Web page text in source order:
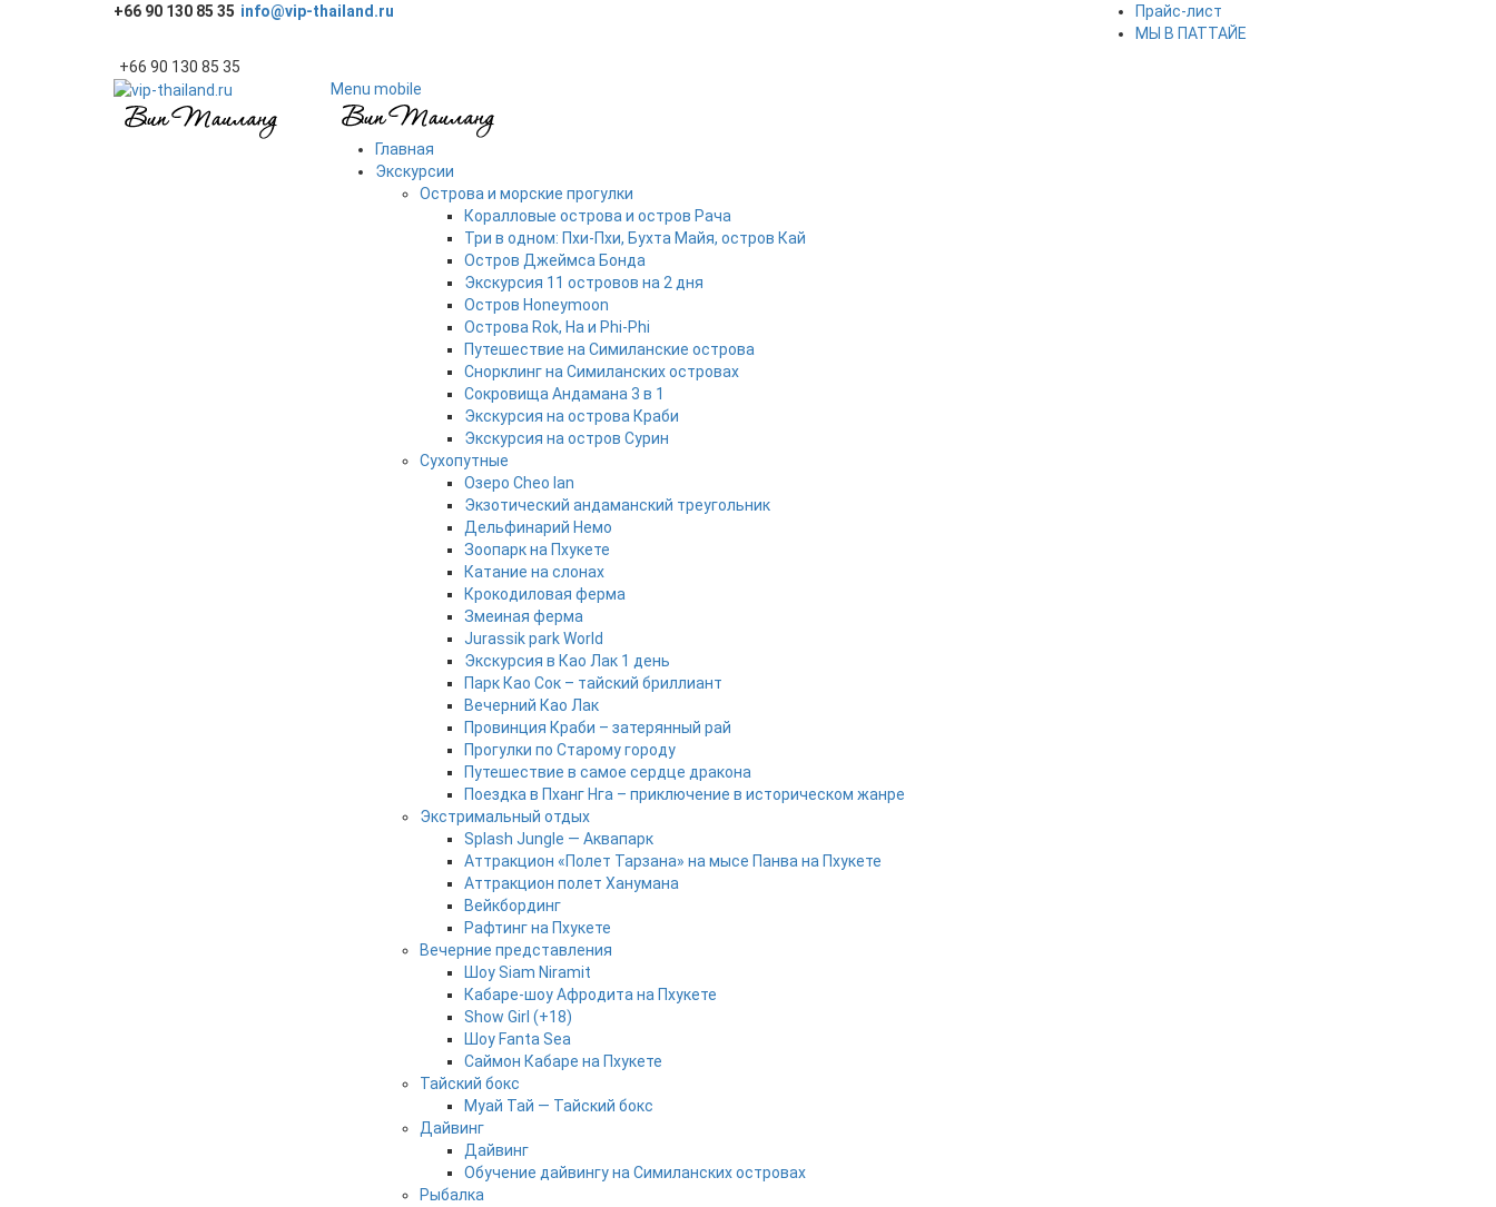
+66 90 130 85 35 info@vip-thailand.ru
Прайс-лист
МЫ В ПАТТАЙЕ
+66 90 130 85 35
Menu mobile
Главная
Экскурсии
Острова и морские прогулки
Коралловые острова и остров Рача
Три в одном: Пхи-Пхи, Бухта Майя, остров Кай
Остров Джеймса Бонда
Экскурсия 11 островов на 2 дня
Остров Honeymoon
Острова Rok, Ha и Phi-Phi
Путешествие на Симиланские острова
Снорклинг на Симиланских островах
Сокровища Андамана 3 в 1
Экскурсия на острова Краби
Экскурсия на остров Сурин
Сухопутные
Озеро Cheo lan
Экзотический андаманский треугольник
Дельфинарий Немо
Зоопарк на Пхукете
Катание на слонах
Крокодиловая ферма
Змеиная ферма
Jurassik park World
Экскурсия в Као Лак 1 день
Парк Као Сок – тайский бриллиант
Вечерний Као Лак
Провинция Краби – затерянный рай
Прогулки по Старому городу
Путешествие в самое сердце дракона
Поездка в Пханг Нга – приключение в историческом жанре
Экстримальный отдых
Splash Jungle — Аквапарк
Аттракцион «Полет Тарзана» на мысе Панва на Пхукете
Аттракцион полет Ханумана
Вейкбординг
Рафтинг на Пхукете
Вечерние представления
Шоу Siam Niramit
Кабаре-шоу Афродита на Пхукете
Show Girl (+18)
Шоу Fanta Sea
Саймон Кабаре на Пхукете
Тайский бокс
Муай Тай — Тайский бокс
Дайвинг
Дайвинг
Обучение дайвингу на Симиланских островах
Рыбалка